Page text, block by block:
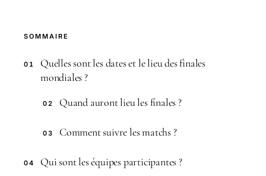
SOMMAIRE
01
Quelles sont les dates et le lieu des finales
mondiales ?
02 Quand auront lieu les finales ?
03 Comment suivre les matchs ?
04 Qui sont les équipes participantes ?